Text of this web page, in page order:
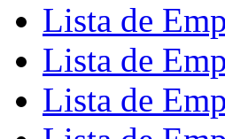
Lista de
Lista de
Lista de